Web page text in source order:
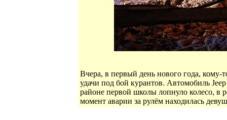
Вчера, в первый день нового года, кому-
удачи под бой курантов. Автомобиль
районе первой школы лопнуло колесо, в
момент аварии за рулём находилась